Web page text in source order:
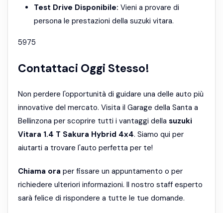
Test Drive Disponibile: Vieni a provare di
persona le prestazioni della suzuki vitara.
5975
Contattaci Oggi Stesso!
Non perdere l'opportunità di guidare una delle auto più
innovative del mercato. Visita il Garage della Santa a
Bellinzona per scoprire tutti i vantaggi della suzuki
Vitara 1.4 T Sakura Hybrid 4x4. Siamo qui per
aiutarti a trovare l'auto perfetta per te!
Chiama ora per fissare un appuntamento o per
richiedere ulteriori informazioni. Il nostro staff esperto
sarà felice di rispondere a tutte le tue domande.